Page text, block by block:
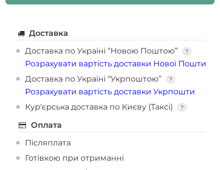
Доставка
Доставка по Україні “Новою Поштою”
?
Розрахувати вартість доставки Нової Пошти
Доставка по Україні “Укрпоштою”
?
Розрахувати вартість доставки Укрпошти
Кур'єрська доставка по Києву (Таксі)
?
Оплата
Післяплата
Готівкою при отриманні